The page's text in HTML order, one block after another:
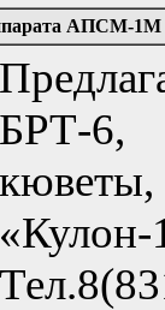
АПСМ-1М
БРТ-6,
кюветы,